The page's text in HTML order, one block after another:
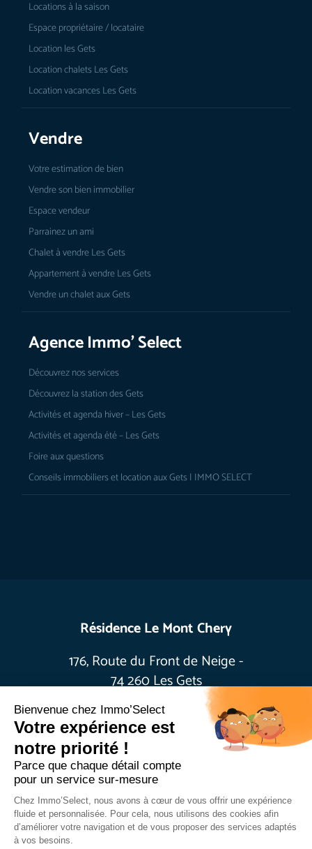
Locations à la saison
Espace propriétaire / locataire
Location les Gets
Location chalets Les Gets
Location vacances Les Gets
Vendre
Votre estimation de bien
Vendre son bien immobilier
Espace vendeur
Parrainez un ami
Chalet à vendre Les Gets
Appartement à vendre Les Gets
Vendre un chalet aux Gets
Agence Immo’ Select
Découvrez nos services
Découvrez la station des Gets
Activités et agenda hiver – Les Gets
Activités et agenda été – Les Gets
Foire aux questions
Conseils immobiliers et location aux Gets | IMMO SELECT
Résidence Le Mont Chery
176, Route du Front de Neige -
74 260 Les Gets
+33(0)4 50 79 10 86
info@agenceimmoselect.com